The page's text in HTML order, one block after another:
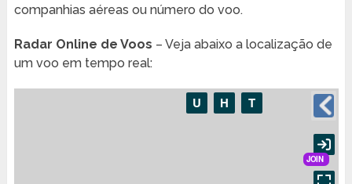
companhias aéreas ou número do voo.
Radar Online de Voos – Veja abaixo a localização de
um voo em tempo real: